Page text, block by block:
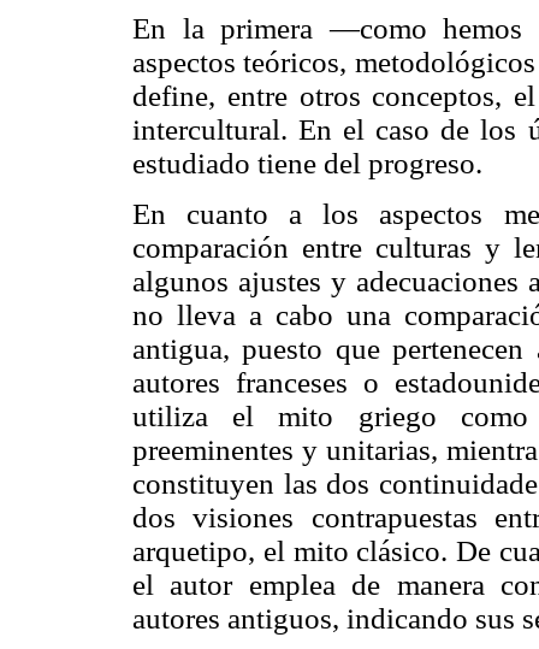
En la primera —como
aspectos teóricos,
define, entre otros conceptos,
intercultural. En el caso de los
estudiado tiene del progreso.
En cuanto a los aspectos
comparación entre culturas y
algunos ajustes y
no lleva a cabo una
antigua, puesto que
autores franceses o
utiliza el mito griego como
preeminentes y unitarias,
constituyen las dos
dos visiones contrapuestas
arquetipo, el mito clásico. De
el autor emplea de manera
autores antiguos, indicando sus